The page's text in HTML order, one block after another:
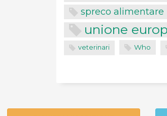
spreco alimentare
unione
veterinari Who